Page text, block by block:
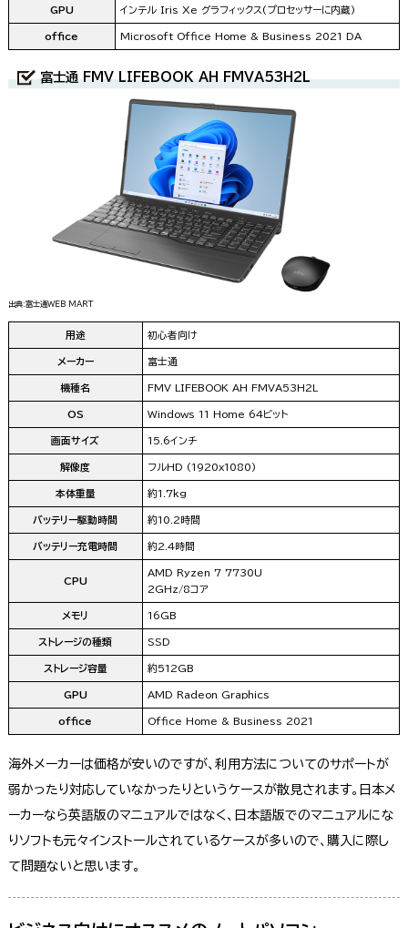
GPU インテル Iris Xe グラフィックス(プロセッサーに内蔵)
office Microsoft Office Home & Business 2021 DA
富士通 FMV LIFEBOOK AH FMVA53H2L
出典:富士通WEB MART
用途 初心者向け
メーカー 富士通
機種名 FMV LIFEBOOK AH FMVA53H2L
OS Windows 11 Home 64ビット
画面サイズ 15.6インチ
解像度 フルHD (1920x1080)
本体重量 約1.7kg
バッテリー駆動時間 約10.2時間
バッテリー充電時間 約2.4時間
CPU
AMD Ryzen 7 7730U
2GHz/8コア
メモリ 16GB
ストレージの種類 SSD
ストレージ容量 約512GB
GPU AMD Radeon Graphics
office Office Home & Business 2021
海外メーカーは価格が安いのですが、利用方法についてのサポートが
弱かったり対応していなかったりというケースが散見されます。日本メ
ーカーなら英語版のマニュアルではなく、日本語版でのマニュアルにな
りソフトも元々インストールされているケースが多いので、購入に際し
て問題ないと思います。